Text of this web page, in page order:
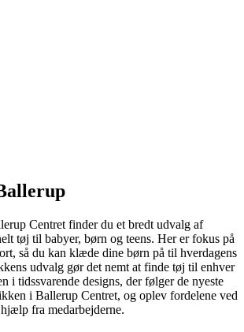
Centret finder du et bredt udvalg af
tøj til babyer, børn og teens. Her er fokus på
så du kan klæde dine børn på til hverdagens
udvalg gør det nemt at finde tøj til enhver
i tidssvarende designs, der følger de nyeste
i Ballerup Centret, og oplev fordelene ved
fra medarbejderne.